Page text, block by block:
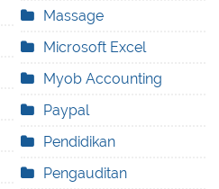
Massage
Microsoft Excel
Myob Accounting
Paypal
Pendidikan
Pengauditan